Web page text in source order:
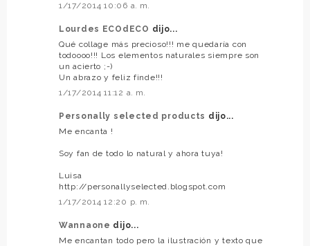
1/17/2014 10:06 a. m.
Lourdes ECOdECO dijo...
Qué collage más precioso!!! me quedaría con
todoooo!!! Los elementos naturales siempre son
un acierto ;-)
Un abrazo y feliz finde!!!
1/17/2014 11:12 a. m.
Personally selected products dijo...
Me encanta !
Soy fan de todo lo natural y ahora tuya!
Luisa
http://personallyselected.blogspot.com
1/17/2014 12:20 p. m.
Wannaone dijo...
Me encantan todo pero la ilustración y texto que